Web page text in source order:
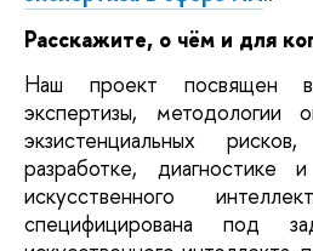
Расскажите, о чём и для
Наш проект посвящен
экспертизы, методологии
экзистенциальных
разработке, диагностике
искусственного
специфицирована под